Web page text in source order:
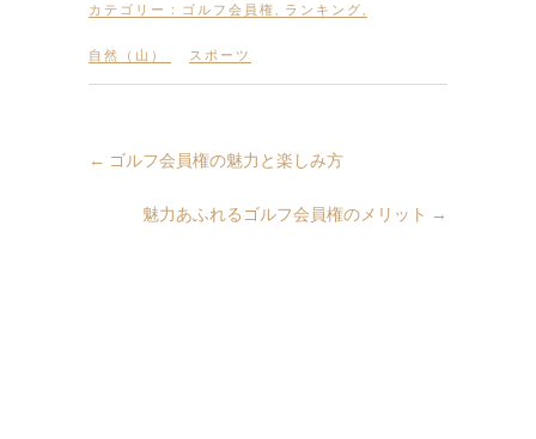
カテゴリー : ゴルフ会員権 ランキング
自然（山） スポーツ
← ゴルフ会員権の魅力と楽しみ方
魅力あふれるゴルフ会員権のメリット →